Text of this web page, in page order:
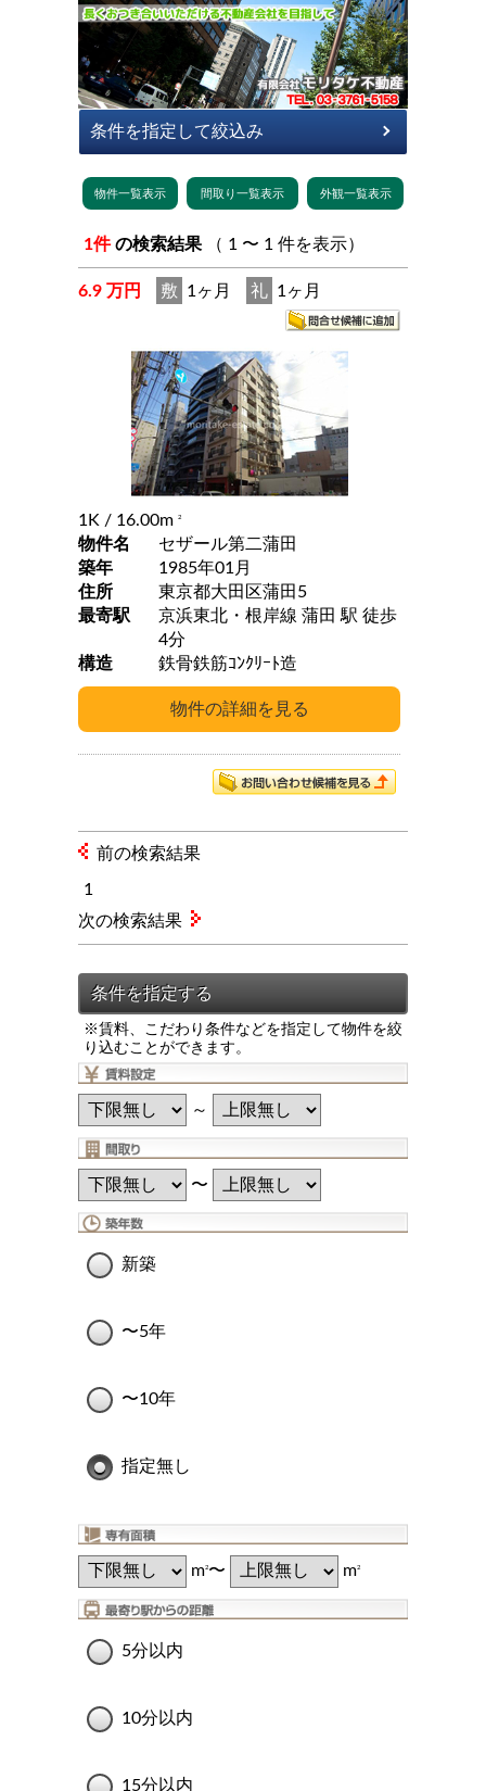
1件 の検索結果 （ 1 〜 1 件を表示）
6.9 万円 敷 1ヶ月 礼 1ヶ月
1K / 16.00m 2
物件名
セザール第二蒲田
築年
1985年01月
住所
東京都大田区蒲田5
最寄駅
京浜東北・根岸線 蒲田 駅 徒歩
4分
構造
鉄骨鉄筋ｺﾝｸﾘｰﾄ造
前の検索結果
1
※賃料、こだわり条件などを指定して物件を絞
り込むことができます。
～
〜
新築
〜5年
〜10年
指定無し
m2〜 m2
5分以内
10分以内
15分以内